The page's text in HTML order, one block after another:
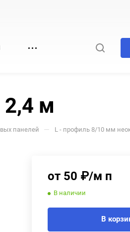
м
панелей — L - профиль 8/10 мм
от 50 ₽/м п
В наличии
В